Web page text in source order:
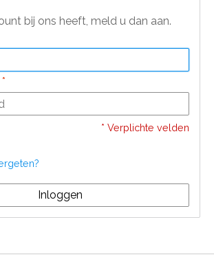
bij ons heeft, meld u dan aan.
*
* Verplichte velden
Inloggen